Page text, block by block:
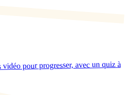
pour progresser, avec un quiz à